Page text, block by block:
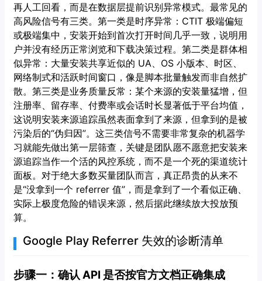
再人工回看，而是在数据层提前识别异常模式。最常见的
高风险信号有三类。第一类是时序异常：CTIT 极端偏短
或极端集中，安装开始到首次打开时间几乎一致，说明用
户并没有经历正常浏览和下载决策过程。第二类是群体相
似异常：大量安装共享近似的 UA、OS 小版本、时区、
网络制式和活跃时间窗口，像是脚本批量触发而非自然扩
散。第三类是业务质量反常：某个来源的安装量猛增，但
注册率、留存率、付费率或会话时长显著低于平台均值，
这说明安装来源追踪虽然表面拿到了来源，但拿到的是被
污染后的“伪归因”。这三类信号不需要非常复杂的机器学
习就能先做出第一层筛查，关键是团队愿不愿意把安装来
源追踪当作一个活的风控系统，而不是一个死的渠道统计
面板。对于绝大多数买量团队而言，真正昂贵的从来不
是“没拿到一个 referrer 值”，而是拿到了一个看似正确、
实际上极度危险的错误来源，然后据此继续放大投放预
算。
Google Play Referrer 失效的诊断清单
步骤一：确认 API 是否按官方文档正确集成